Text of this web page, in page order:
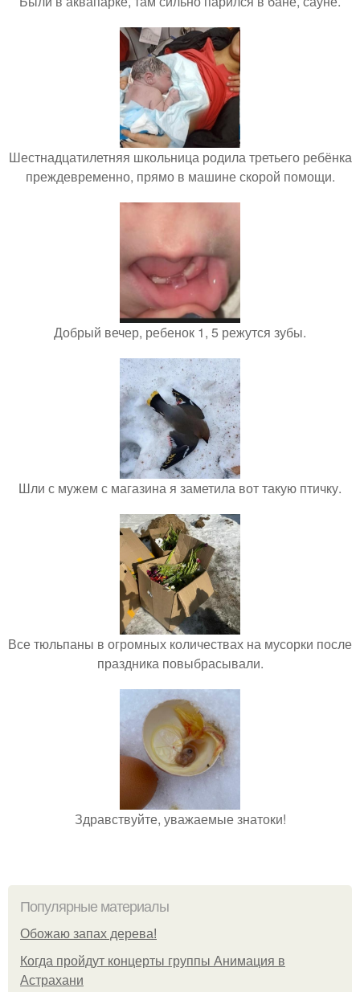
Шестнадцатилетняя школьница родила третьего ребёнка
преждевременно, прямо в машине скорой помощи.
Добрый вечер, ребенок 1, 5 режутся зубы.
Шли с мужем с магазина я заметила вот такую птичку.
Все тюльпаны в огромных количествах на мусорки после
праздника повыбрасывали.
Здравствуйте, уважаемые знатоки!
Популярные материалы
Обожaю зaпах деpева!
Когда пройдут концерты группы Анимация в
Астрахани